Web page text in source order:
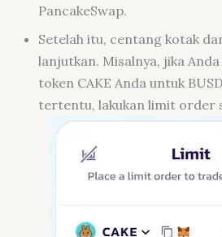
PancakeSwap.
Setelah itu, centang kotak
lanjutkan. Misalnya, jika
token CAKE Anda untuk
tertentu, lakukan limit order